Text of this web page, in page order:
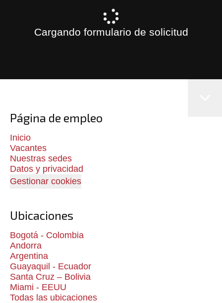
Cargando formulario de solicitud
Página de empleo
Inicio
Vacantes
Nuestras sedes
Datos y privacidad
Gestionar cookies
Ubicaciones
Bogotá - Colombia
Andorra
Argentina
Guayaquil - Ecuador
Santa Cruz – Bolivia
Miami - EEUU
Todas las ubicaciones